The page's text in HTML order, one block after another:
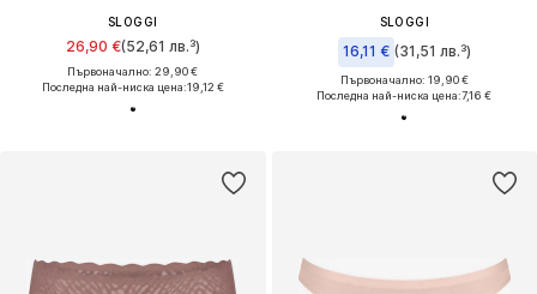
SLOGGI
26,90 €(52,61 лв.³)
Първоначално: 29,90 €
Последна най-ниска цена:19,12 €
SLOGGI
16,11 € (31,51 лв.³)
Първоначално: 19,90 €
Последна най-ниска цена:7,16 €